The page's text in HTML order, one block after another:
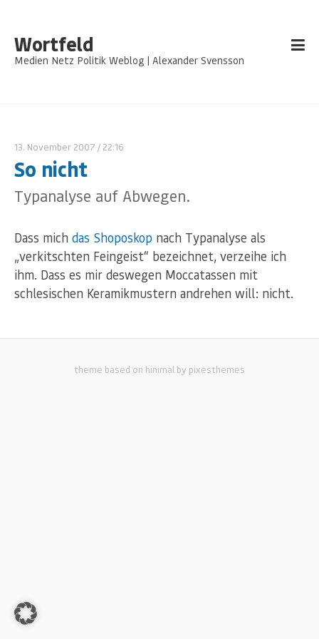
Wortfeld
Medien Netz Politik Weblog | Alexander Svensson
13. November 2007 / 22:16
So nicht
Typanalyse auf Abwegen.
Dass mich das Shoposkop nach Typanalyse als
„verkitschten Feingeist“ bezeichnet, verzeihe ich
ihm. Dass es mir deswegen Moccatassen mit
schlesischen Keramikmustern andrehen will: nicht.
theme based on hinimal by pixesthemes